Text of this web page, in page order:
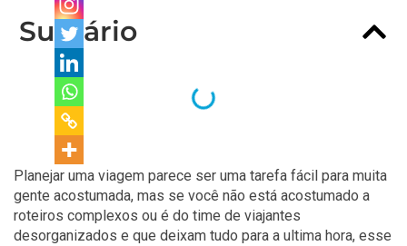
Sumário
Planejar uma viagem parece ser uma tarefa fácil para muita
gente acostumada, mas se você não está acostumado a
roteiros complexos ou é do time de viajantes
desorganizados e que deixam tudo para a ultima hora, esse